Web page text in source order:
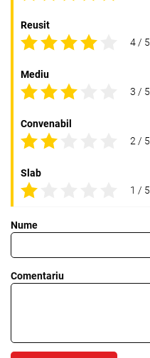
Reusit
4 / 5
Mediu
3 / 5
Convenabil
2 / 5
Slab
1 / 5
Nume
Comentariu